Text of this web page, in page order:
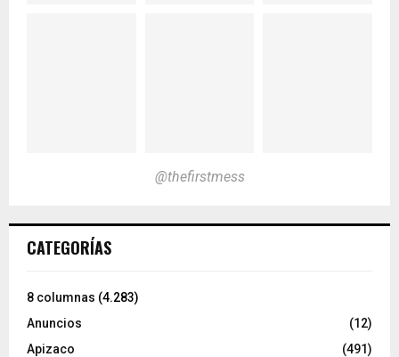
@thefirstmess
CATEGORÍAS
8 columnas (4.283)
Anuncios
(12)
Apizaco
(491)